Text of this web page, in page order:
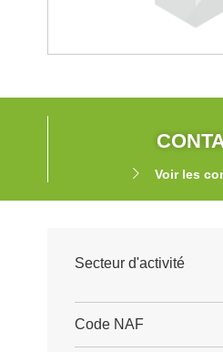
Voir les
Secteur d'activité
Code NAF